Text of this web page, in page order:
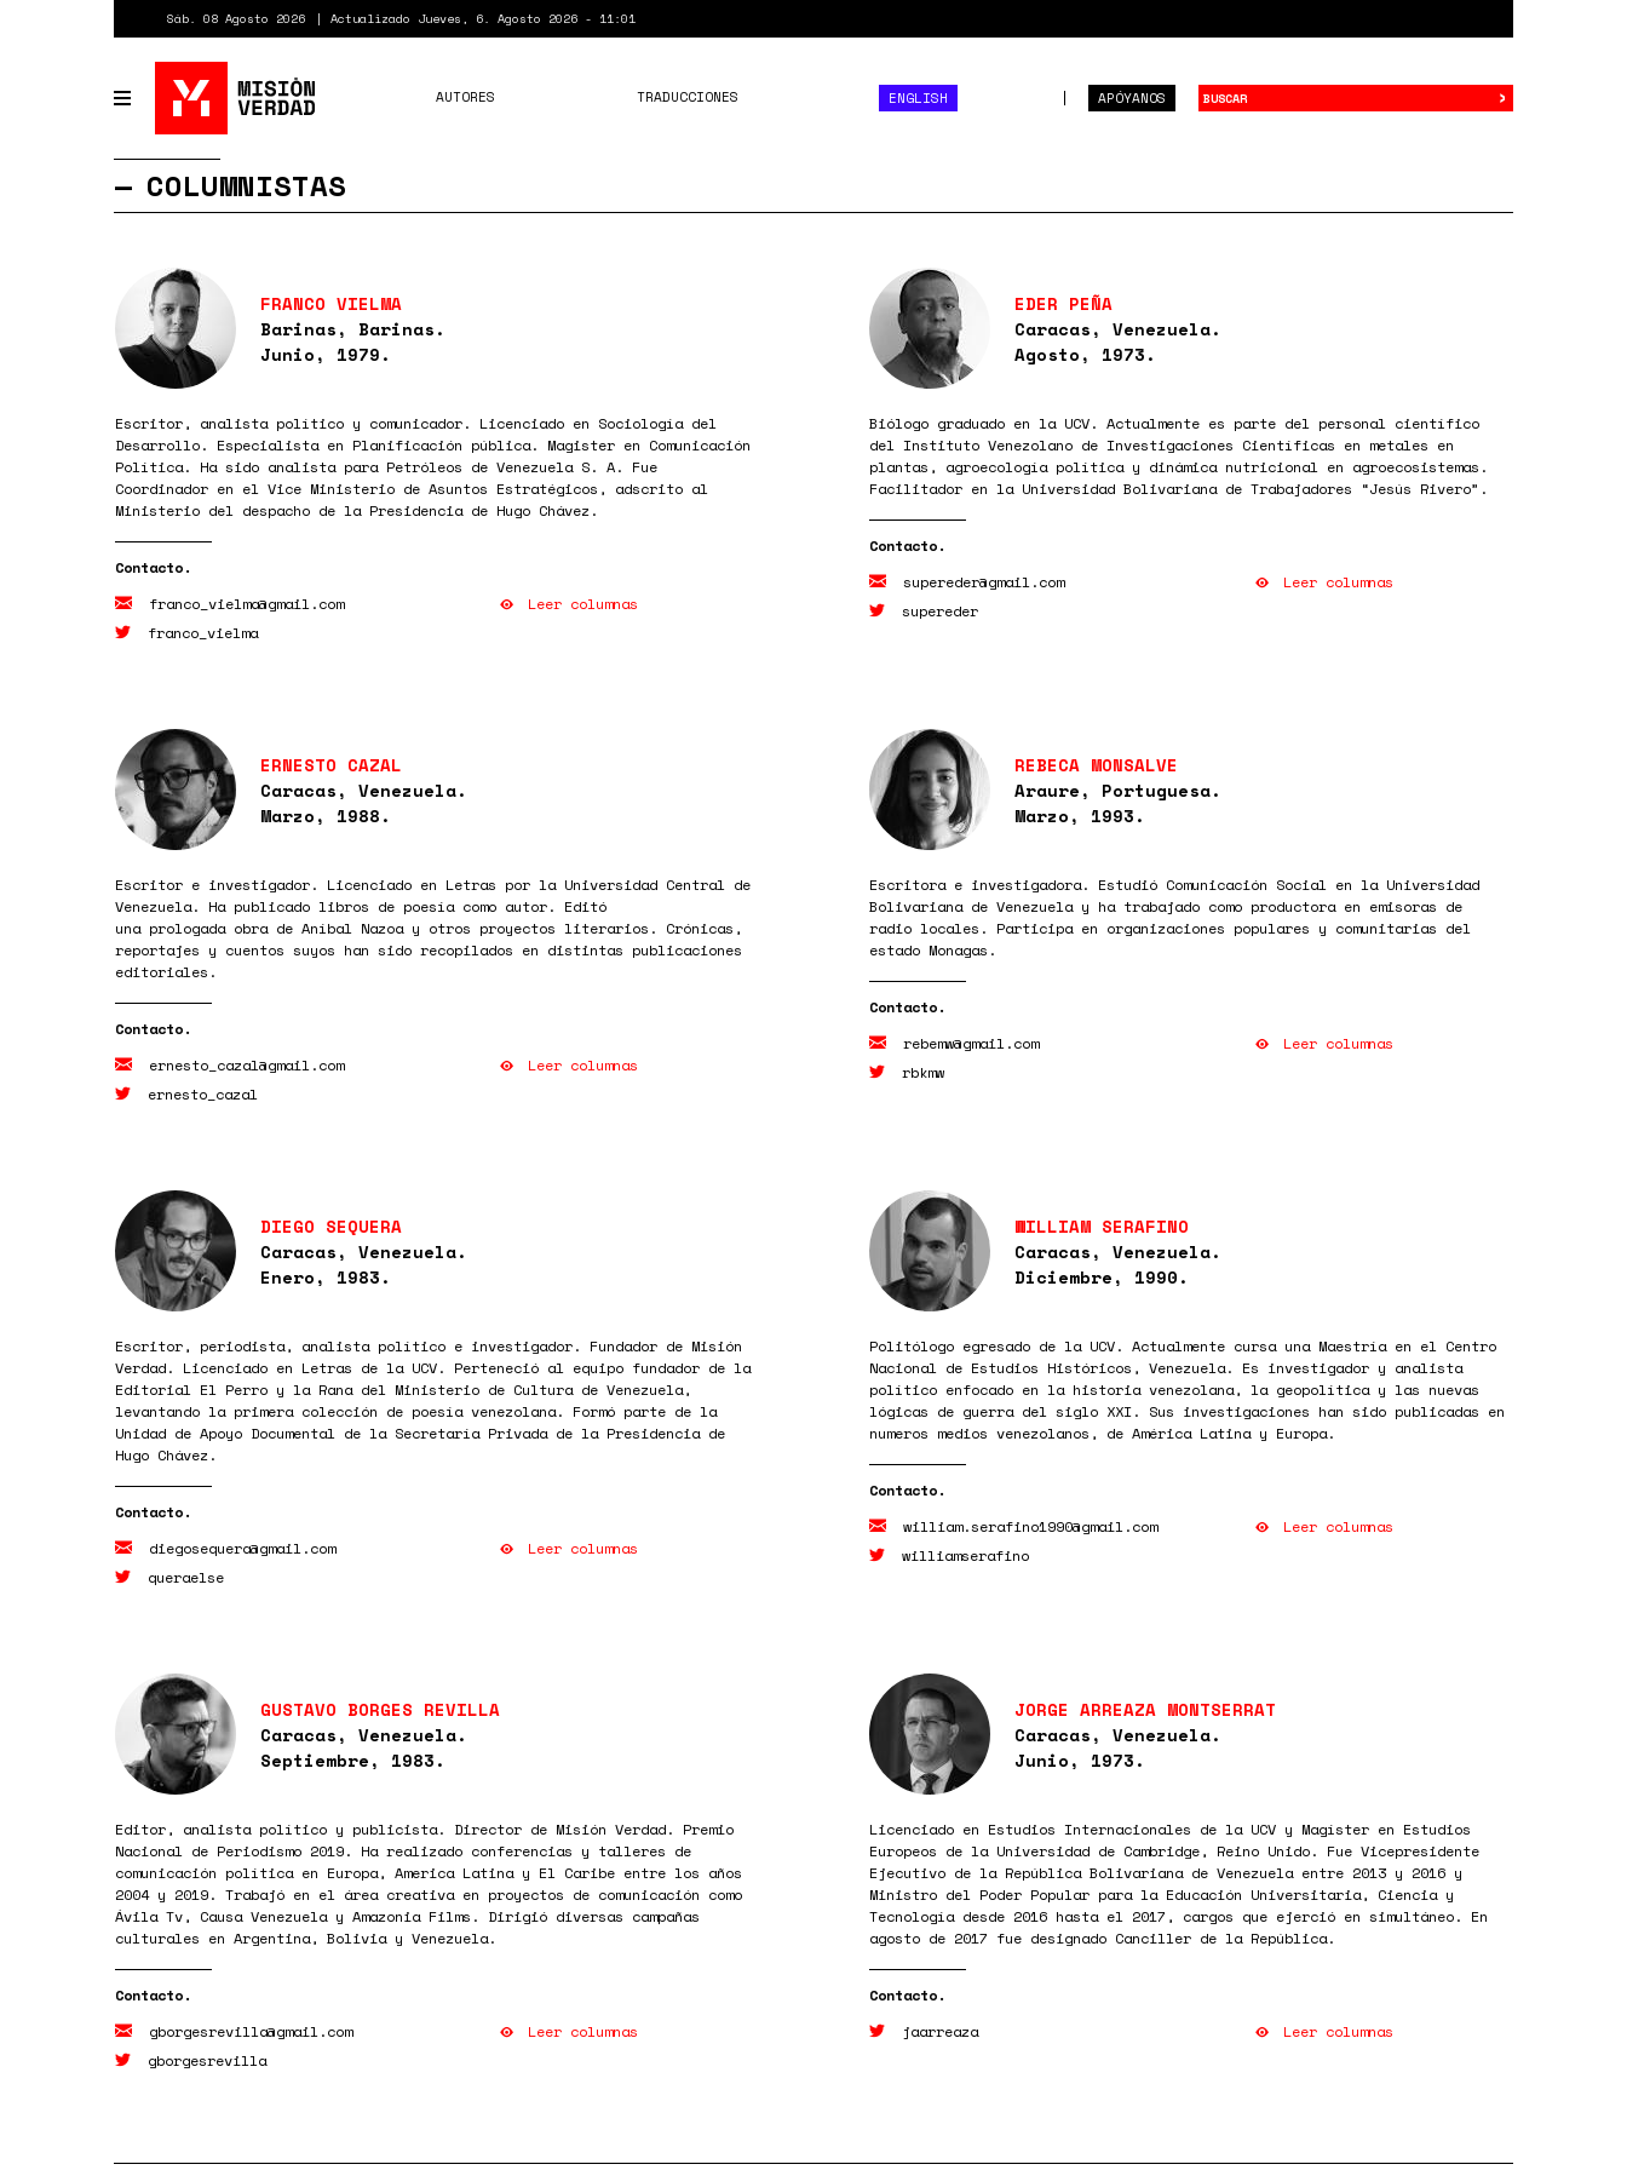
Sáb. 08 Agosto 2026 Actualizado Jueves, 6. Agosto 2026 - 11:01
Toggle
navigation
APÓYANOS
AUTORES TRADUCCIONES ENGLISH ›
COLUMNISTAS
FRANCO VIELMA
Barinas, Barinas.
Junio, 1979.
Escritor, analista político y comunicador. Licenciado en Sociología del
Desarrollo. Especialista en Planificación pública. Magister en Comunicación
Política. Ha sido analista para Petróleos de Venezuela S. A. Fue
Coordinador en el Vice Ministerio de Asuntos Estratégicos, adscrito al
Ministerio del despacho de la Presidencia de Hugo Chávez.
franco_vielma@gmail.com
franco_vielma
Leer columnas
EDER PEÑA
Caracas, Venezuela.
Agosto, 1973.
Biólogo graduado en la UCV. Actualmente es parte del personal científico
del Instituto Venezolano de Investigaciones Científicas en metales en
plantas, agroecología política y dinámica nutricional en agroecosistemas.
Facilitador en la Universidad Bolivariana de Trabajadores “Jesús Rivero”.
supereder@gmail.com
supereder
Leer columnas
ERNESTO CAZAL
Caracas, Venezuela.
Marzo, 1988.
Escritor e investigador. Licenciado en Letras por la Universidad Central de
Venezuela. Ha publicado libros de poesía como autor. Editó
una prologada obra de Aníbal Nazoa y otros proyectos literarios. Crónicas,
reportajes y cuentos suyos han sido recopilados en distintas publicaciones
editoriales.
ernesto_cazal@gmail.com
ernesto_cazal
Leer columnas
REBECA MONSALVE
Araure, Portuguesa.
Marzo, 1993.
Escritora e investigadora. Estudió Comunicación Social en la Universidad
Bolivariana de Venezuela y ha trabajado como productora en emisoras de
radio locales. Participa en organizaciones populares y comunitarias del
estado Monagas.
rebemw@gmail.com
rbkmw
Leer columnas
DIEGO SEQUERA
Caracas, Venezuela.
Enero, 1983.
Escritor, periodista, analista político e investigador. Fundador de Misión
Verdad. Licenciado en Letras de la UCV. Perteneció al equipo fundador de la
Editorial El Perro y la Rana del Ministerio de Cultura de Venezuela,
levantando la primera colección de poesía venezolana. Formó parte de la
Unidad de Apoyo Documental de la Secretaría Privada de la Presidencia de
Hugo Chávez.
diegosequera@gmail.com
queraelse
Leer columnas
WILLIAM SERAFINO
Caracas, Venezuela.
Diciembre, 1990.
Politólogo egresado de la UCV. Actualmente cursa una Maestría en el Centro
Nacional de Estudios Históricos, Venezuela. Es investigador y analista
político enfocado en la historia venezolana, la geopolítica y las nuevas
lógicas de guerra del siglo XXI. Sus investigaciones han sido publicadas en
numeros medios venezolanos, de América Latina y Europa.
william.serafino1990@gmail.com
williamserafino
Leer columnas
GUSTAVO BORGES REVILLA
Caracas, Venezuela.
Septiembre, 1983.
Editor, analista político y publicista. Director de Misión Verdad. Premio
Nacional de Periodismo 2019. Ha realizado conferencias y talleres de
comunicación política en Europa, America Latina y El Caribe entre los años
2004 y 2019. Trabajó en el área creativa en proyectos de comunicación como
Ávila Tv, Causa Venezuela y Amazonia Films. Dirigió diversas campañas
culturales en Argentina, Bolivia y Venezuela.
gborgesrevilla@gmail.com
gborgesrevilla
Leer columnas
JORGE ARREAZA MONTSERRAT
Caracas, Venezuela.
Junio, 1973.
Licenciado en Estudios Internacionales de la UCV y Magíster en Estudios
Europeos de la Universidad de Cambridge, Reino Unido. Fue Vicepresidente
Ejecutivo de la República Bolivariana de Venezuela entre 2013 y 2016 y
Ministro del Poder Popular para la Educación Universitaria, Ciencia y
Tecnología desde 2016 hasta el 2017, cargos que ejerció en simultáneo. En
agosto de 2017 fue designado Canciller de la República.
jaarreaza Leer columnas